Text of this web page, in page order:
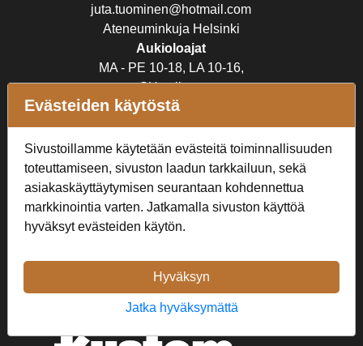
juta.tuominen@hotmail.com
Ateneuminkuja Helsinki
Aukioloajat
MA - PE 10-18, LA 10-16,
SU suljettu
Verkkokauppa
Tilaus- ja toimitusehdot
Seuraa Meitä
Evästeiden käytöstä
Sivustoillamme käytetään evästeitä toiminnallisuuden
toteuttamiseen, sivuston laadun tarkkailuun, sekä
asiakaskäyttäytymisen seurantaan kohdennettua
markkinointia varten. Jatkamalla sivuston käyttöä
hyväksyt evästeiden käytön.
Hyväksyn
Jatka hyväksymättä